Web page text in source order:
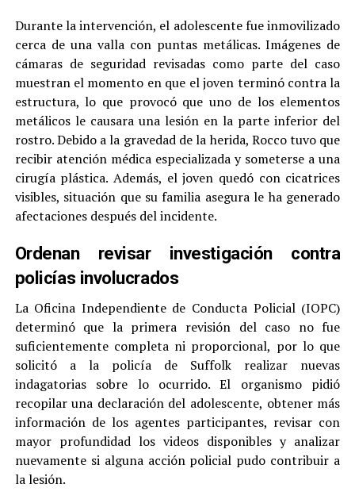
Durante la intervención, el adolescente fue inmovilizado
cerca de una valla con puntas metálicas. Imágenes de
cámaras de seguridad revisadas como parte del caso
muestran el momento en que el joven terminó contra la
estructura, lo que provocó que uno de los elementos
metálicos le causara una lesión en la parte inferior del
rostro. Debido a la gravedad de la herida, Rocco tuvo que
recibir atención médica especializada y someterse a una
cirugía plástica. Además, el joven quedó con cicatrices
visibles, situación que su familia asegura le ha generado
afectaciones después del incidente.
Ordenan revisar investigación contra
policías involucrados
La Oficina Independiente de Conducta Policial (IOPC)
determinó que la primera revisión del caso no fue
suficientemente completa ni proporcional, por lo que
solicitó a la policía de Suffolk realizar nuevas
indagatorias sobre lo ocurrido. El organismo pidió
recopilar una declaración del adolescente, obtener más
información de los agentes participantes, revisar con
mayor profundidad los videos disponibles y analizar
nuevamente si alguna acción policial pudo contribuir a
la lesión.